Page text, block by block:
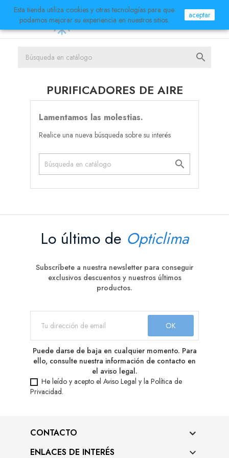
Esta tienda utiliza cookies y otras tecnologías para que
podamos mejorar su experiencia en nuestros sitios.
aceptar
 

PURIFICADORES DE AIRE
Lamentamos las molestias.
Realice una nueva búsqueda sobre su interés

Lo último de Opticlima
Subscríbete a nuestra newsletter para conseguir
exclusivos descuentos y nuestros últimos
productos.
Puede darse de baja en cualquier momento. Para
ello, consulte nuestra información de contacto en
el aviso legal.
He leído y acepto el Aviso Legal y la Política de
Privacidad.
CONTACTO
ENLACES DE INTERÉS
